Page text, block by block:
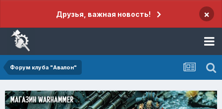
Друзья, важная новость! ×
Форум клуба "Авалон"